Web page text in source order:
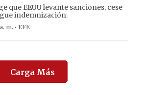
que EEUU levante sanciones, cese
indemnización.
m. · EFE
Carga Más